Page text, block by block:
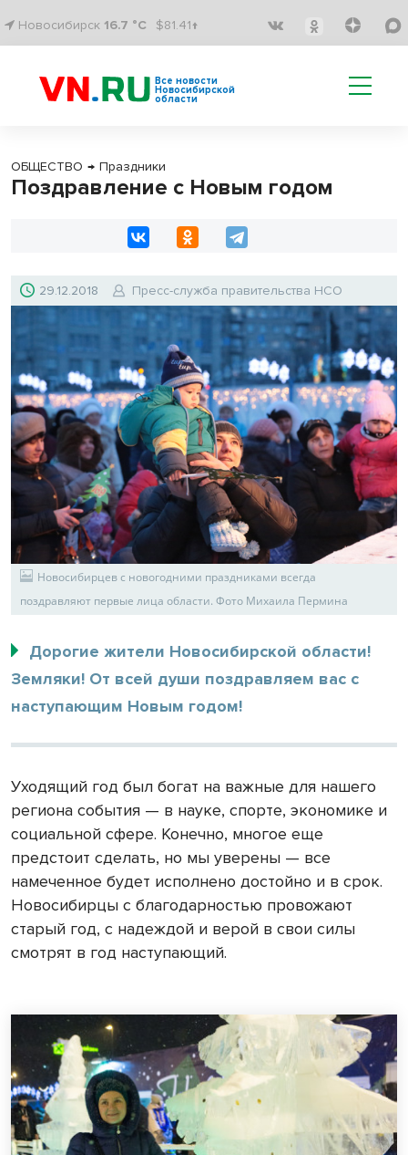
Новосибирск 16.7 °C $81.41↑
Все новости
Новосибирской
области
ОБЩЕСТВО → Праздники
Поздравление с Новым годом
29.12.2018 Пресс-служба правительства НСО
Новосибирцев с новогодними праздниками всегда
поздравляют первые лица области. Фото Михаила Пермина
Дорогие жители Новосибирской области!
Земляки! От всей души поздравляем вас с
наступающим Новым годом!
Уходящий год был богат на важные для нашего
региона события — в науке, спорте, экономике и
социальной сфере. Конечно, многое еще
предстоит сделать, но мы уверены — все
намеченное будет исполнено достойно и в срок.
Новосибирцы с благодарностью провожают
старый год, с надеждой и верой в свои силы
смотрят в год наступающий.